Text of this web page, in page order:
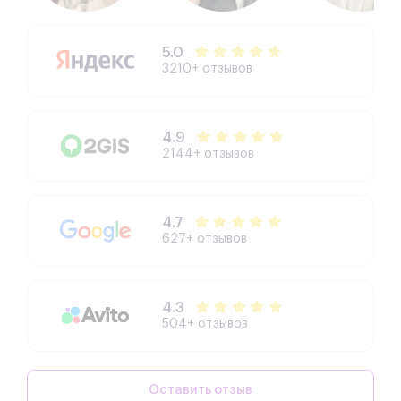
5.0
3210+ отзывов
4.9
2144+ отзывов
4.7
627+ отзывов
4.3
504+ отзывов
Оставить отзыв